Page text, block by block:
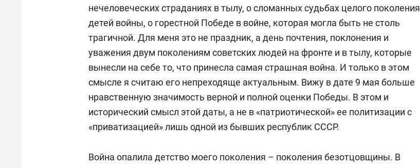
нечеловеческих страданиях в тылу, о сломанных судьбах целого поколения
детей войны, о горестной Победе в войне, которая могла быть не столь
трагичной. Для меня это не праздник, а день почтения, поклонения и
уважения двум поколениям советских людей на фронте и в тылу, которые
вынесли на себе то, что принесла самая страшная война. И только в этом
смысле я считаю его непреходяще актуальным. Вижу в дате 9 мая больше
нравственную значимость верной и полной оценки Победы. В этом и
исторический смысл этой даты, а не в «патриотической» ее политизации с
«приватизацией» лишь одной из бывших республик СССР.
Война опалила детство моего поколения – поколения безотцовщины. В